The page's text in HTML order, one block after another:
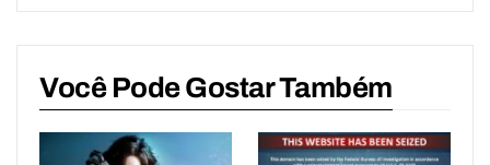
Você Pode Gostar Também